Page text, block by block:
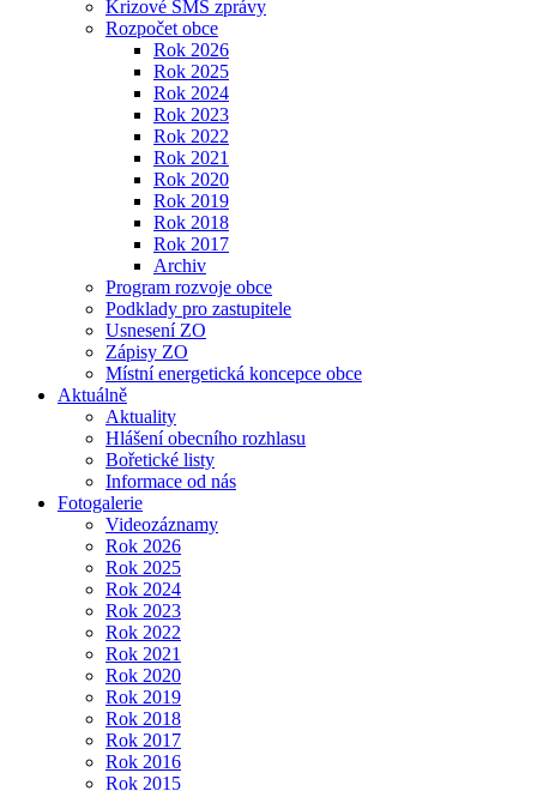
Krizové SMS zprávy
Rozpočet obce
Rok 2026
Rok 2025
Rok 2024
Rok 2023
Rok 2022
Rok 2021
Rok 2020
Rok 2019
Rok 2018
Rok 2017
Archiv
Program rozvoje obce
Podklady pro zastupitele
Usnesení ZO
Zápisy ZO
Místní energetická koncepce obce
Aktuálně
Aktuality
Hlášení obecního rozhlasu
Bořetické listy
Informace od nás
Fotogalerie
Videozáznamy
Rok 2026
Rok 2025
Rok 2024
Rok 2023
Rok 2022
Rok 2021
Rok 2020
Rok 2019
Rok 2018
Rok 2017
Rok 2016
Rok 2015